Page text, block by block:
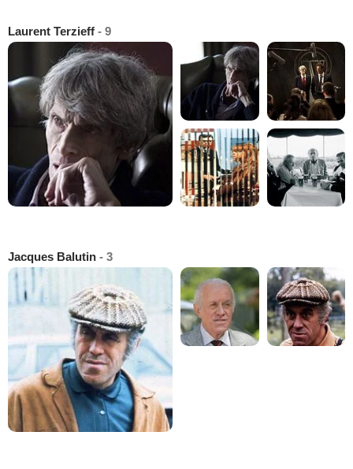
Laurent Terzieff - 9
Jacques Balutin - 3